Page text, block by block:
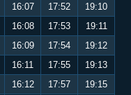
16:07 17:52
19:10
16:08 17:53
19:11
16:09 17:54
19:12
16:11 17:55
19:13
16:12 17:57
19:15